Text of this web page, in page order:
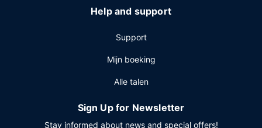
Help and support
Support
Mijn boeking
Alle talen
Sign Up for Newsletter
Stay informed about news and special offers!